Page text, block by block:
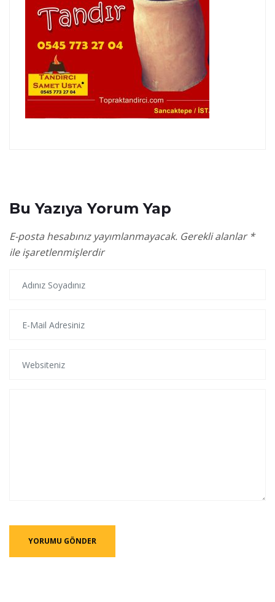
Bu Yazıya Yorum Yap
E-posta hesabınız yayımlanmayacak. Gerekli alanlar *
ile işaretlenmişlerdir